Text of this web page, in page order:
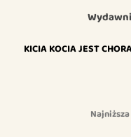
KICIA KOCIA JEST